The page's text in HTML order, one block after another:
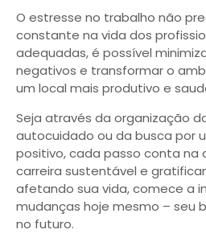
O estresse no trabalho não
constante na vida dos
adequadas, é possível
negativos e transformar o
um local mais produtivo e
Seja através da organização
autocuidado ou da busca por
positivo, cada passo conta na
carreira sustentável e
afetando sua vida, comece a
mudanças hoje mesmo – seu
no futuro.